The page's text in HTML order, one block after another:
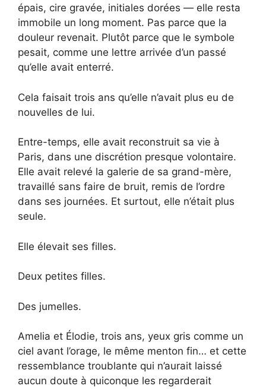
épais, cire gravée, initiales dorées — elle resta
immobile un long moment. Pas parce que la
douleur revenait. Plutôt parce que le symbole
pesait, comme une lettre arrivée d’un passé
qu’elle avait enterré.
Cela faisait trois ans qu’elle n’avait plus eu de
nouvelles de lui.
Entre-temps, elle avait reconstruit sa vie à
Paris, dans une discrétion presque volontaire.
Elle avait relevé la galerie de sa grand-mère,
travaillé sans faire de bruit, remis de l’ordre
dans ses journées. Et surtout, elle n’était plus
seule.
Elle élevait ses filles.
Deux petites filles.
Des jumelles.
Amelia et Élodie, trois ans, yeux gris comme un
ciel avant l’orage, le même menton fin… et cette
ressemblance troublante qui n’aurait laissé
aucun doute à quiconque les regarderait